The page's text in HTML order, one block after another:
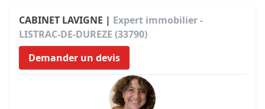
CABINET LAVIGNE | Expert immobilier -
LISTRAC-DE-DUREZE (33790)
Demander un devis